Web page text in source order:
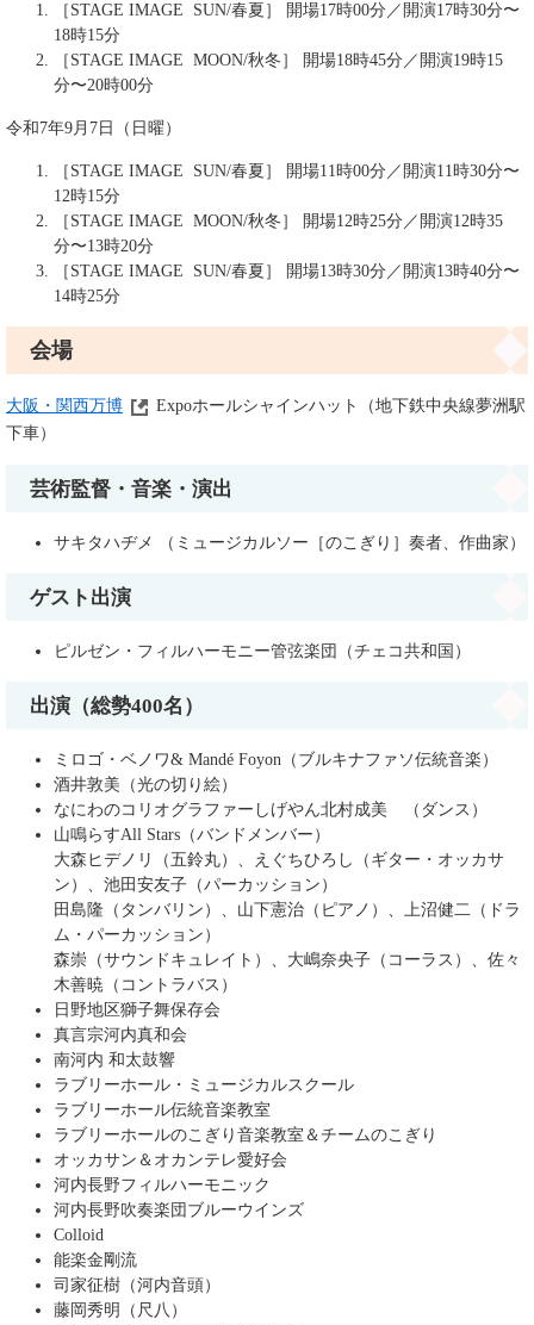
［STAGE IMAGE SUN/春夏］ 開場17時00分／開演17時30分〜
18時15分
［STAGE IMAGE MOON/秋冬］ 開場18時45分／開演19時15
分〜20時00分
令和7年9月7日（日曜）
［STAGE IMAGE SUN/春夏］ 開場11時00分／開演11時30分〜
12時15分
［STAGE IMAGE MOON/秋冬］ 開場12時25分／開演12時35
分〜13時20分
［STAGE IMAGE SUN/春夏］ 開場13時30分／開演13時40分〜
14時25分
会場
大阪・関西万博
Expoホールシャインハット（地下鉄中央線夢洲駅
下車）
芸術監督・音楽・演出
サキタハヂメ （ミュージカルソー［のこぎり］奏者、作曲家）
ゲスト出演
ピルゼン・フィルハーモニー管弦楽団（チェコ共和国）
出演（総勢400名）
ミロゴ・ベノワ& Mandé Foyon（ブルキナファソ伝統音楽）
酒井敦美（光の切り絵）
なにわのコリオグラファーしげやん北村成美 （ダンス）
山鳴らすAll Stars（バンドメンバー）
大森ヒデノリ（五鈴丸）、えぐちひろし（ギター・オッカサ
ン）、池田安友⼦（パーカッション）
⽥島隆（タンバリン）、山下憲治（ピアノ）、上沼健⼆（ドラ
ム・パーカッション）
森崇（サウンドキュレイト）、⼤嶋奈央⼦（コーラス）、佐々
⽊善暁（コントラバス）
日野地区獅子舞保存会
真言宗河内真和会
南河内 和太鼓響
ラブリーホール・ミュージカルスクール
ラブリーホール伝統音楽教室
ラブリーホールのこぎり音楽教室＆チームのこぎり
オッカサン＆オカンテレ愛好会
河内長野フィルハーモニック
河内長野吹奏楽団ブルーウインズ
Colloid
能楽金剛流
司家征樹（河内音頭）
藤岡秀明（尺八）